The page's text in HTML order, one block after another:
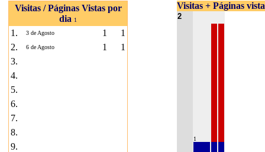
Visitas / Páginas Vistas por
dia 1
1. 3 de Agosto 1
1
2.
6 de Agosto 1
1
3.
4.
5.
6.
7.
8.
9.
Visitas + Páginas
2
1